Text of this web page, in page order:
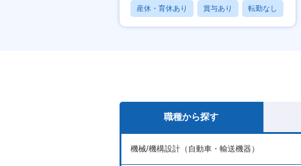
産休・育休あり 賞与あり 転勤なし
職種から探す
機械/機構設計（自動車・輸送機器）